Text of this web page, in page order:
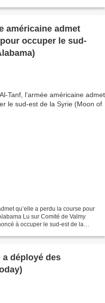
américaine admet
occuper le sud-
qu’elle a perdu la course pour
Lu sur Comité de Valmy
à occuper le sud-est de la
a déployé des